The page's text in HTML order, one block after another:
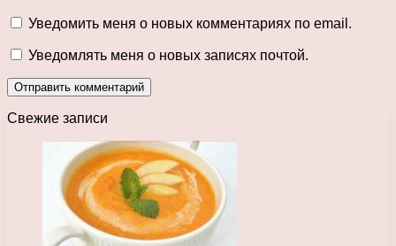
Уведомить меня о новых комментариях по email.
Уведомлять меня о новых записях почтой.
Свежие записи